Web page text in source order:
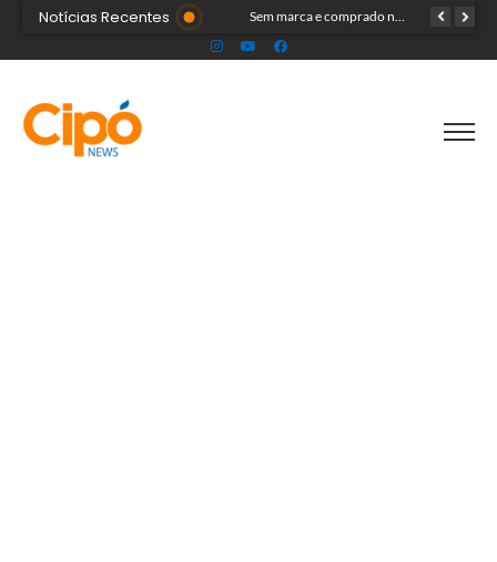
Notícias Recentes Professor é detido pela polícia suspeito de envolvimento com menores durante aulas particulares